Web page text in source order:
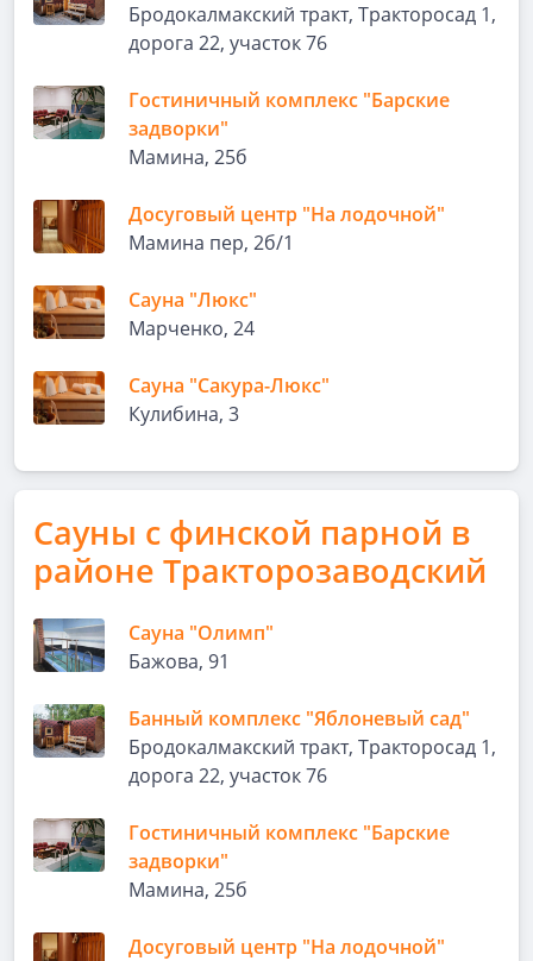
Бродокалмакский тракт, Тракторосад 1,
дорога 22, участок 76
Гостиничный комплекс "Барские
задворки"
Мамина, 25б
Досуговый центр "На лодочной"
Мамина пер, 2б/1
Сауна "Люкс"
Марченко, 24
Сауна "Сакура-Люкс"
Кулибина, 3
Сауны с финской парной в
районе Тракторозаводский
Сауна "Олимп"
Бажова, 91
Банный комплекс "Яблоневый сад"
Бродокалмакский тракт, Тракторосад 1,
дорога 22, участок 76
Гостиничный комплекс "Барские
задворки"
Мамина, 25б
Досуговый центр "На лодочной"